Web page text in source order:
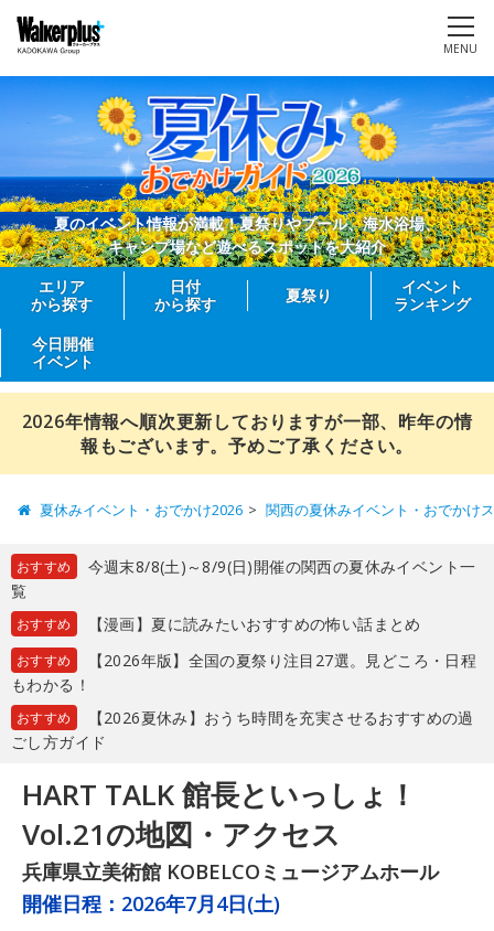
MENU
夏のイベント情報が満載！夏祭りやプール、海水浴場、
キャンプ場など遊べるスポットを大紹介
エリア
から探す
日付
から探す
夏祭り
イベント
ランキング
今日開催
イベント
2026年情報へ順次更新しておりますが一部、昨年の情
報もございます。予めご了承ください。
夏休みイベント・おでかけ2026 関西の夏休みイベント・おでかけ
おすすめ
今週末8/8(土)～8/9(日)開催の関西の夏休みイベント一
覧
おすすめ 【漫画】夏に読みたいおすすめの怖い話まとめ
おすすめ
【2026年版】全国の夏祭り注目27選。見どころ・日程
もわかる！
おすすめ
【2026夏休み】おうち時間を充実させるおすすめの過
ごし方ガイド
HART TALK 館長といっしょ！
Vol.21の地図・アクセス
兵庫県立美術館 KOBELCOミュージアムホール
開催日程： 2026年7月4日(土)